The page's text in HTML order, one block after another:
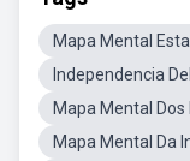
Mapa Mental
Independencia
Mapa Mental Dos
Mapa Mental Da